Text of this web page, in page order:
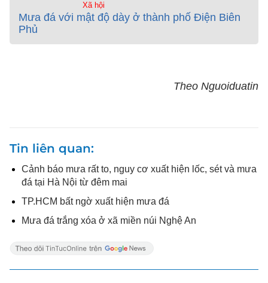
Xã hội
Mưa đá với mật độ dày ở thành phố Điện Biên
Phủ
Theo Nguoiduatin
Tin liên quan
Cảnh báo mưa rất to, nguy cơ xuất hiện lốc, sét và mưa
đá tại Hà Nội từ đêm mai
TP.HCM bất ngờ xuất hiện mưa đá
Mưa đá trắng xóa ở xã miền núi Nghệ An